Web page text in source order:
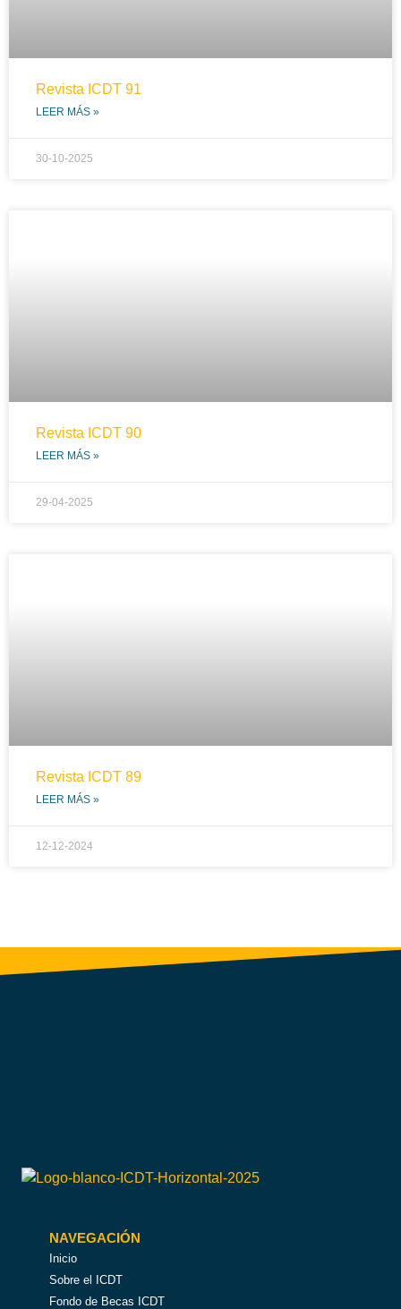
Revista ICDT 91
LEER MÁS »
30-10-2025
Revista ICDT 90
LEER MÁS »
29-04-2025
Revista ICDT 89
LEER MÁS »
12-12-2024
NAVEGACIÓN
Inicio
Sobre el ICDT
Fondo de Becas ICDT